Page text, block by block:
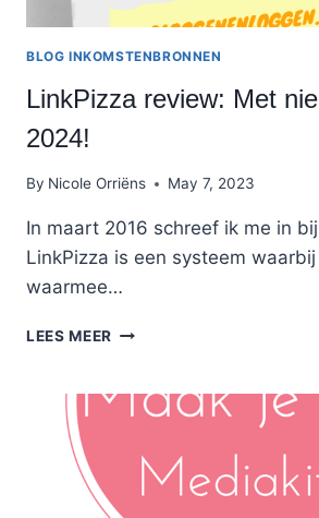
BLOG INKOMSTENBRONNEN
LinkPizza review: Met
2024!
By Nicole Orriëns May 7, 2023
In maart 2016 schreef ik me in
LinkPizza is een systeem
waarmee…
LEES MEER LINKPIZZA
NIEUWE
UPDATE